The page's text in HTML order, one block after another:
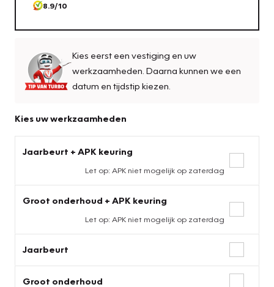
8.9/10
Kies eerst een vestiging en uw
werkzaamheden. Daarna kunnen we een
datum en tijdstip kiezen.
Kies uw werkzaamheden
Jaarbeurt + APK keuring
Let op: APK niet mogelijk op zaterdag
Groot onderhoud + APK keuring
Let op: APK niet mogelijk op zaterdag
Jaarbeurt
Groot onderhoud